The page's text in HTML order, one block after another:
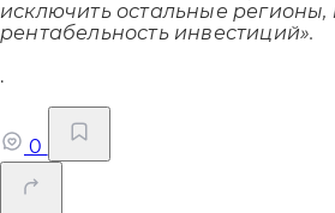
исключить остальные регионы,
рентабельность инвестиций».
.
0